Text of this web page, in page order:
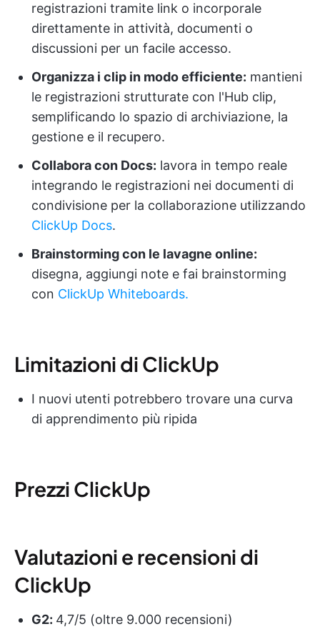
registrazioni tramite link o incorporale
direttamente in attività, documenti o
discussioni per un facile accesso.
Organizza i clip in modo efficiente: mantieni
le registrazioni strutturate con l'Hub clip,
semplificando lo spazio di archiviazione, la
gestione e il recupero.
Collabora con Docs: lavora in tempo reale
integrando le registrazioni nei documenti di
condivisione per la collaborazione utilizzando
ClickUp Docs.
Brainstorming con le lavagne online:
disegna, aggiungi note e fai brainstorming
con ClickUp Whiteboards.
Limitazioni di ClickUp
I nuovi utenti potrebbero trovare una curva
di apprendimento più ripida
Prezzi ClickUp
Valutazioni e recensioni di
ClickUp
G2: 4,7/5 (oltre 9.000 recensioni)